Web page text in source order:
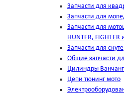
Запчасти для
Запчасти для
Запчасти для
HUNTER, FIGHTER
Запчасти для
Общие запчасти
Цилиндры Ванчанг
Цепи тюнинг мото